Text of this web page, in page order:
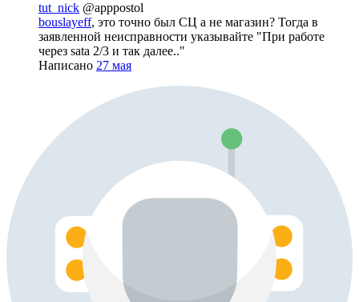
tut_nick @apppostol
bouslayeff, это точно был СЦ а не магазин? Тогда в
заявленной неисправности указывайте "При работе
через sata 2/3 и так далее.."
Написано 27 мая